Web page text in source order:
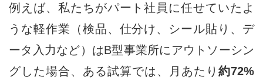
例えば、私たちがパート社員に任せていたよ
うな軽作業（検品、仕分け、シール貼り、デ
ータ入力など）はB型事業所にアウトソーシン
グした場合、ある試算では、月あたり 約72%